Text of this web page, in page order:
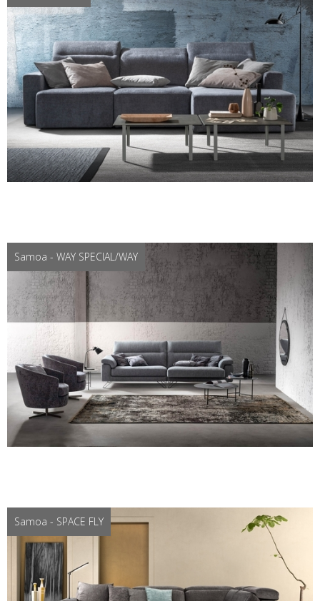
Samoa - WAY SPECIAL/WAY
Samoa - SPACE FLY